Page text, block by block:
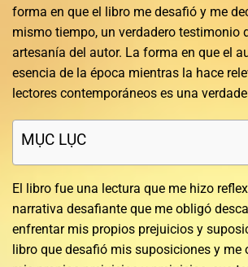
forma en que el libro me desafió y me
mismo tiempo, un verdadero testimonio
artesanía del autor. La forma en que el
esencia de la época mientras la hace
lectores contemporáneos es una
MỤC LỤC
El libro fue una lectura que me hizo
narrativa desafiante que me obligó
enfrentar mis propios prejuicios y
libro que desafió mis suposiciones y me